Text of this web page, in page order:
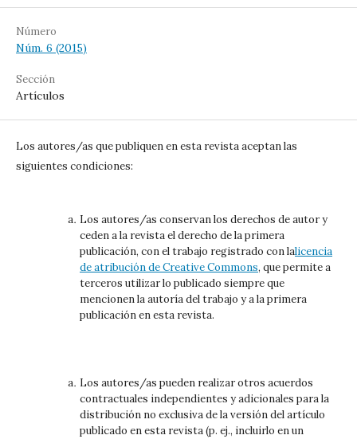
Número
Núm. 6 (2015)
Sección
Artículos
Los autores/as que publiquen en esta revista aceptan las
siguientes condiciones:
Los autores/as conservan los derechos de autor y
ceden a la revista el derecho de la primera
publicación, con el trabajo registrado con lalicencia
de atribución de Creative Commons, que permite a
terceros utilizar lo publicado siempre que
mencionen la autoría del trabajo y a la primera
publicación en esta revista.
Los autores/as pueden realizar otros acuerdos
contractuales independientes y adicionales para la
distribución no exclusiva de la versión del artículo
publicado en esta revista (p. ej., incluirlo en un